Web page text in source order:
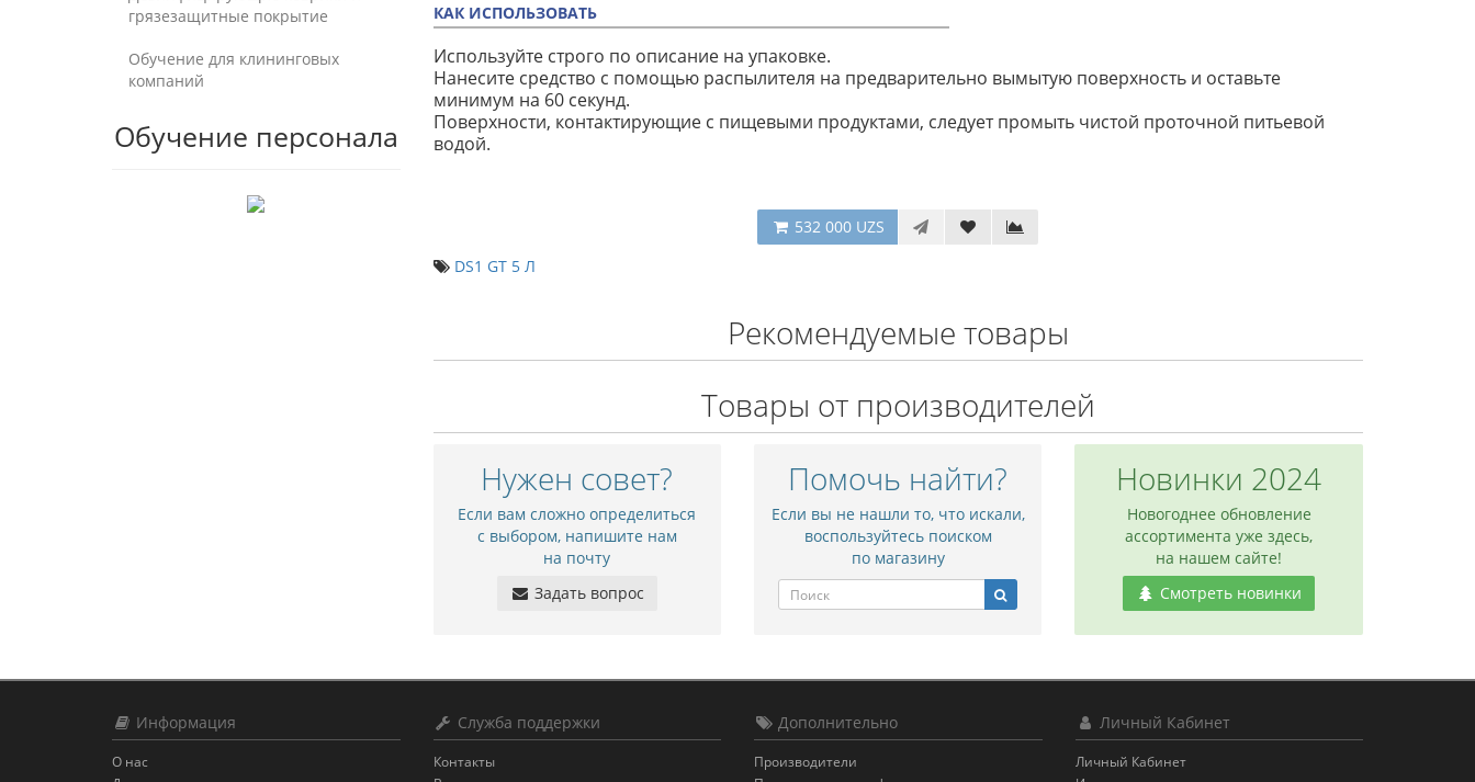
грязезащитные покрытие
Обучение для клининговых
компаний
Обучение персонала
КАК ИСПОЛЬЗОВАТЬ
Используйте строго по описание на упаковке.
Нанесите средство с помощью распылителя на предварительно вымытую поверхность и оставьте
минимум на 60 секунд.
Поверхности, контактирующие с пищевыми продуктами, следует промыть чистой проточной питьевой
водой.
532 000 UZS
DS1 GT 5 Л
Рекомендуемые товары
Товары от производителей
Нужен совет?
Если вам сложно определиться
с выбором, напишите нам
на почту
Задать вопрос
Помочь найти?
Если вы не нашли то, что искали,
воспользуйтесь поиском
по магазину
Новинки 2024
Новогоднее обновление
ассортимента уже здесь,
на нашем сайте!
Смотреть новинки
Информация
О нас
Служба поддержки
Контакты
Дополнительно
Производители
Личный Кабинет
Личный Кабинет